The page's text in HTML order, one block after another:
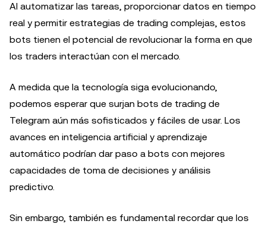
Al automatizar las tareas, proporcionar datos en tiempo
real y permitir estrategias de trading complejas, estos
bots tienen el potencial de revolucionar la forma en que
los traders interactúan con el mercado.
A medida que la tecnología siga evolucionando,
podemos esperar que surjan bots de trading de
Telegram aún más sofisticados y fáciles de usar. Los
avances en inteligencia artificial y aprendizaje
automático podrían dar paso a bots con mejores
capacidades de toma de decisiones y análisis
predictivo.
Sin embargo, también es fundamental recordar que los